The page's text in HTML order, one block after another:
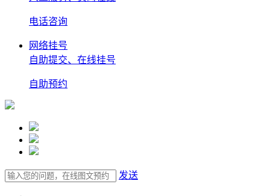
电话咨询
网络挂号
自助提交、在线挂号
自助预约
发送